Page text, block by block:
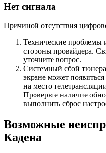
Нет сигнала
Причиной отсутствия
Технические проблемы
стороны провайдера.
уточните вопрос.
Системный сбой
экране может
на место
Проверьте наличие
выполнить сброс
Возможные
Кадена